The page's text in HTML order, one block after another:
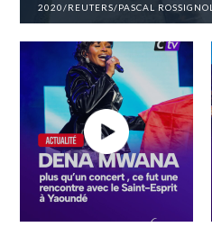
2020/REUTERS/PASCAL ROSSIGNOL